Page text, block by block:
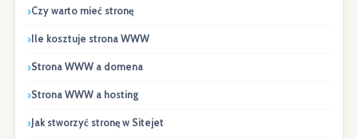
Czy warto mieć stronę
Ile kosztuje strona WWW
Strona WWW a domena
Strona WWW a hosting
Jak stworzyć stronę w Sitejet